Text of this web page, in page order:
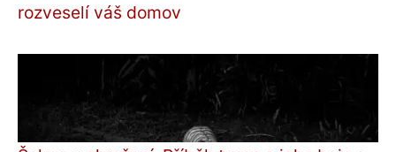
rozveselí váš domov